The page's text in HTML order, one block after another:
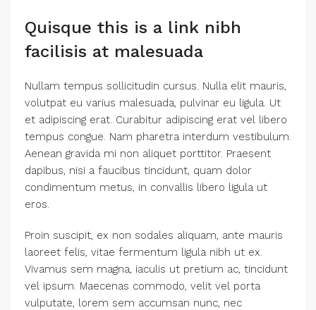
Quisque this is a link nibh
facilisis at malesuada
Nullam tempus sollicitudin cursus. Nulla elit mauris,
volutpat eu varius malesuada, pulvinar eu ligula. Ut
et adipiscing erat. Curabitur adipiscing erat vel libero
tempus congue. Nam pharetra interdum vestibulum.
Aenean gravida mi non aliquet porttitor. Praesent
dapibus, nisi a faucibus tincidunt, quam dolor
condimentum metus, in convallis libero ligula ut
eros.
Proin suscipit, ex non sodales aliquam, ante mauris
laoreet felis, vitae fermentum ligula nibh ut ex.
Vivamus sem magna, iaculis ut pretium ac, tincidunt
vel ipsum. Maecenas commodo, velit vel porta
vulputate, lorem sem accumsan nunc, nec